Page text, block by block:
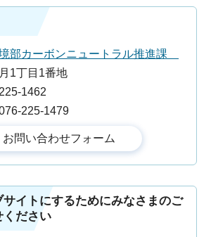
部カーボンニュートラル推進課
1丁目1番地
1462
225-1479
サイトにするためにみなさまのご
ください